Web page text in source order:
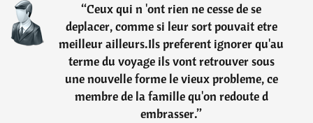
“Ceux qui n 'ont rien ne cesse de se
deplacer, comme si leur sort pouvait etre
meilleur ailleurs.Ils preferent ignorer qu'au
terme du voyage ils vont retrouver sous
une nouvelle forme le vieux probleme, ce
membre de la famille qu'on redoute d
embrasser.”